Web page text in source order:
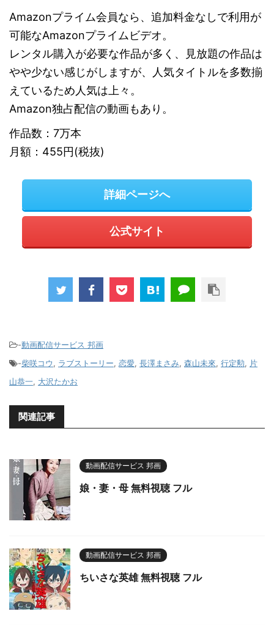
Amazonプライム会員なら、追加料金なしで利用が
可能なAmazonプライムビデオ。
レンタル購入が必要な作品が多く、見放題の作品は
やや少ない感じがしますが、人気タイトルを多数揃
えているため人気は上々。
Amazon独占配信の動画もあり。
作品数：7万本
月額：455円(税抜)
詳細ページへ
公式サイト
-動画配信サービス 邦画
-柴咲コウ, ラブストーリー, 恋愛, 長澤まさみ, 森山未來, 行定勲, 片
山恭一, 大沢たかお
関連記事
動画配信サービス 邦画
娘・妻・母 無料視聴 フル
動画配信サービス 邦画
ちいさな英雄 無料視聴 フル